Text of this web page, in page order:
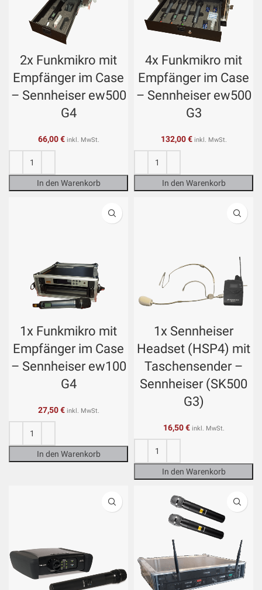
2x Funkmikro mit
Empfänger im Case
– Sennheiser ew500
G4
66,00€ inkl. MwSt.
In den Warenkorb
4x Funkmikro mit
Empfänger im Case
– Sennheiser ew500
G3
132,00€ inkl. MwSt.
In den Warenkorb
1x Funkmikro mit
Empfänger im Case
– Sennheiser ew100
G4
27,50€ inkl. MwSt.
In den Warenkorb
1x Sennheiser
Headset (HSP4) mit
Taschensender –
Sennheiser (SK500
G3)
16,50€ inkl. MwSt.
In den Warenkorb